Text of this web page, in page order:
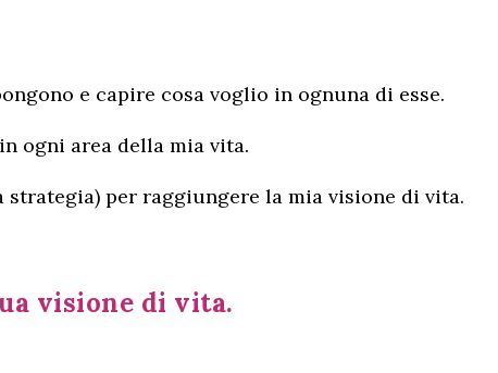
e capire cosa voglio in ognuna di esse.
ogni area della mia vita.
strategia) per raggiungere la mia visione di vita.
visione di vita.